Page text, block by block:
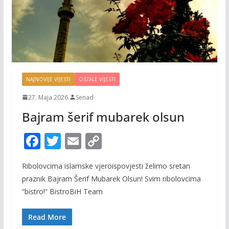
NAJNOVIJE VIJESTI OSTALE VIJESTI
27. Maja 2026. Senad
Bajram šerif mubarek olsun
F
e
b
o
o
T
w
itt
er
E
m
ai
l
C
p
y
Ribolovcima islamske vjeroispovjesti želimo sretan
praznik Bajram Šerif Mubarek Olsun! Svim ribolovcima
“bistro!” BistroBiH Team
Read More